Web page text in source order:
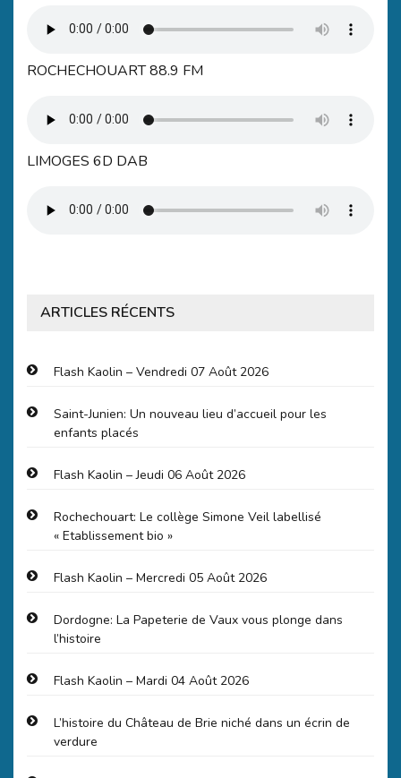
ROCHECHOUART 88.9 FM
LIMOGES 6D DAB
ARTICLES RÉCENTS
Flash Kaolin – Vendredi 07 Août 2026
Saint-Junien: Un nouveau lieu d’accueil pour les
enfants placés
Flash Kaolin – Jeudi 06 Août 2026
Rochechouart: Le collège Simone Veil labellisé
« Etablissement bio »
Flash Kaolin – Mercredi 05 Août 2026
Dordogne: La Papeterie de Vaux vous plonge dans
l’histoire
Flash Kaolin – Mardi 04 Août 2026
L’histoire du Château de Brie niché dans un écrin de
verdure